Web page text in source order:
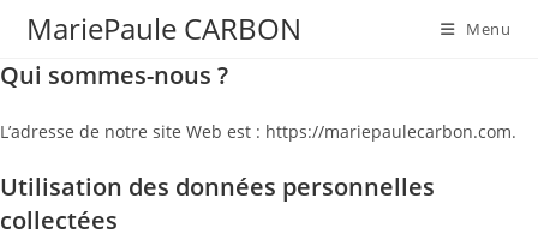
Skip
content
MariePaule CARBON Menu
Qui sommes-nous ?
L’adresse de notre site Web est : https://mariepaulecarbon.com.
Utilisation des données personnelles
collectées